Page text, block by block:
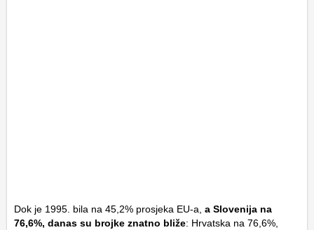
Dok je 1995. bila na 45,2% prosjeka EU-a, a Slovenija na
76,6%, danas su brojke znatno bliže: Hrvatska na 76,6%,